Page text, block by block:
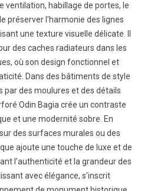
ventilation, habillage de portes, le
préserver l'harmonie des lignes
une texture visuelle délicate. Il
des caches radiateurs dans les
où son design fonctionnel et
Dans des bâtiments de style
par des moulures et des détails
Odin Bagia crée un contraste
et une modernité sobre. En
des surfaces murales ou des
ajoute une touche de luxe et de
l’authenticité et la grandeur des
avec élégance, s'inscrit